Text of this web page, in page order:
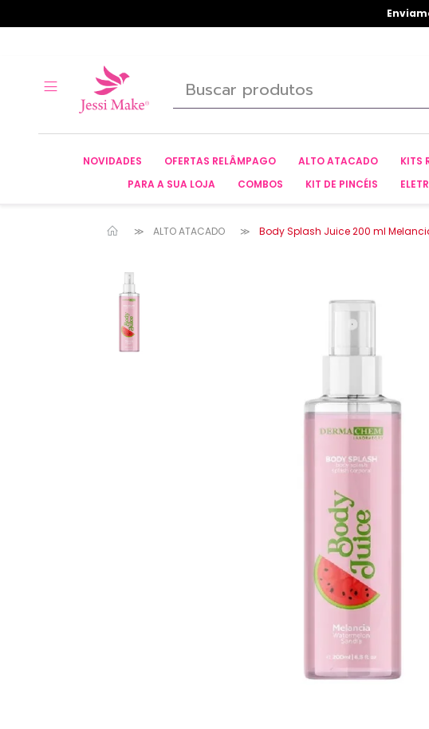
NOVIDADES OFERTAS RELÂMPAGO ALTO ATACADO KITS
PARA A SUA LOJA
COMBOS KIT DE PINCÉIS
ALTO ATACADO Body Splash Juice 200 ml